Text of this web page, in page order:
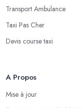
Transport Ambulance
Taxi Pas Cher
Devis course taxi
A Propos
Mise à jour